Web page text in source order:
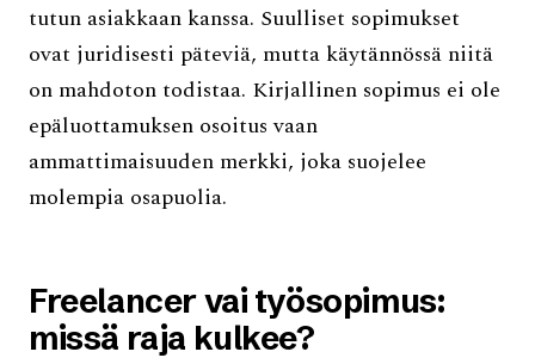
tutun asiakkaan kanssa. Suulliset sopimukset
ovat juridisesti päteviä, mutta käytännössä niitä
on mahdoton todistaa. Kirjallinen sopimus ei ole
epäluottamuksen osoitus vaan
ammattimaisuuden merkki, joka suojelee
molempia osapuolia.
Freelancer vai työsopimus:
missä raja kulkee?